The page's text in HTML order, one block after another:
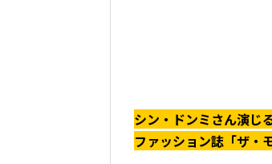
シン・ドンミさん演じ
ファッション誌「ザ・